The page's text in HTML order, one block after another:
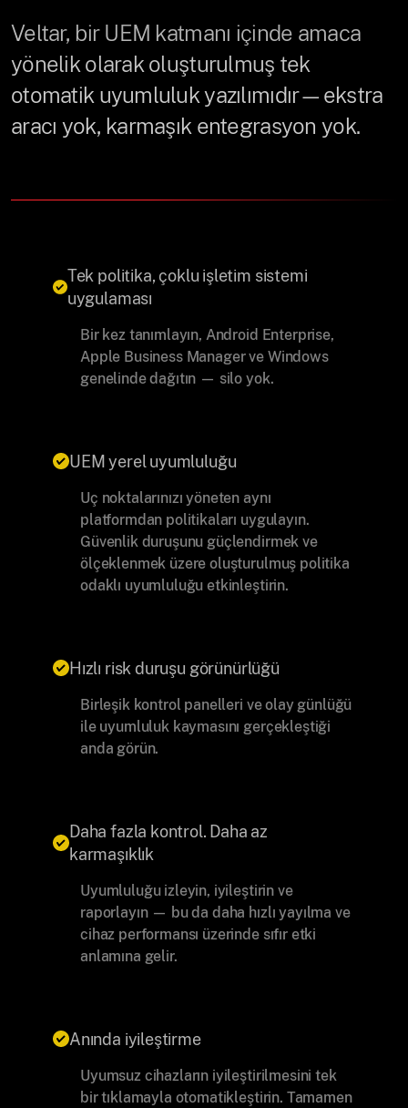
Veltar, bir UEM katmanı içinde amaca
yönelik olarak oluşturulmuş tek
otomatik uyumluluk yazılımıdır—ekstra
aracı yok, karmaşık entegrasyon yok.
Tek politika, çoklu işletim sistemi
uygulaması
Bir kez tanımlayın, Android Enterprise,
Apple Business Manager ve Windows
genelinde dağıtın — silo yok.
UEM yerel uyumluluğu
Uç noktalarınızı yöneten aynı
platformdan politikaları uygulayın.
Güvenlik duruşunu güçlendirmek ve
ölçeklenmek üzere oluşturulmuş politika
odaklı uyumluluğu etkinleştirin.
Hızlı risk duruşu görünürlüğü
Birleşik kontrol panelleri ve olay günlüğü
ile uyumluluk kaymasını gerçekleştiği
anda görün.
Daha fazla kontrol. Daha az
karmaşıklık
Uyumluluğu izleyin, iyileştirin ve
raporlayın — bu da daha hızlı yayılma ve
cihaz performansı üzerinde sıfır etki
anlamına gelir.
Anında iyileştirme
Uyumsuz cihazların iyileştirilmesini tek
bir tıklamayla otomatikleştirin. Tamamen